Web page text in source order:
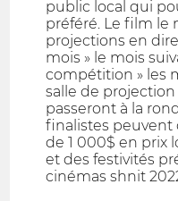
public local qui
préféré. Le film le
projections en
mois » le mois
compétition » les
salle de
passeront à la
finalistes peuvent
de 1 000$ en prix
et des festivités
cinémas shnit